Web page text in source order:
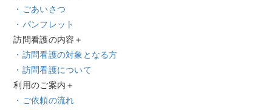
・ごあいさつ
・パンフレット
訪問看護の内容 ＋
・訪問看護の対象となる方
・訪問看護について
利用のご案内 ＋
・ご依頼の流れ